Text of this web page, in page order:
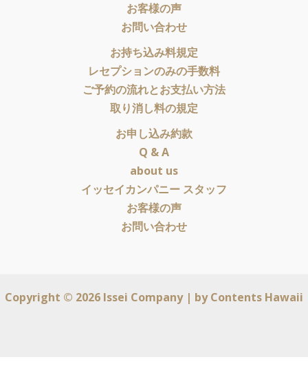
お客様の声
お問い合わせ
お持ち込み料規定
レセプションのみの手数料
ご予約の流れとお支払い方法
取り消し料の規定
お申し込み約款
Q & A
about us
イッセイカンパニー スタッフ
お客様の声
お問い合わせ
Copyright © 2026 Issei Company | byContents Hawaii